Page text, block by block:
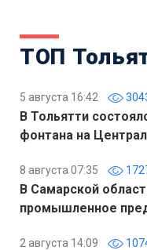
ТОП
5 августа 16:42
В Тольятти
фонтана на
8 августа 07:35
В Самарской
промышленное
2 августа 14:09